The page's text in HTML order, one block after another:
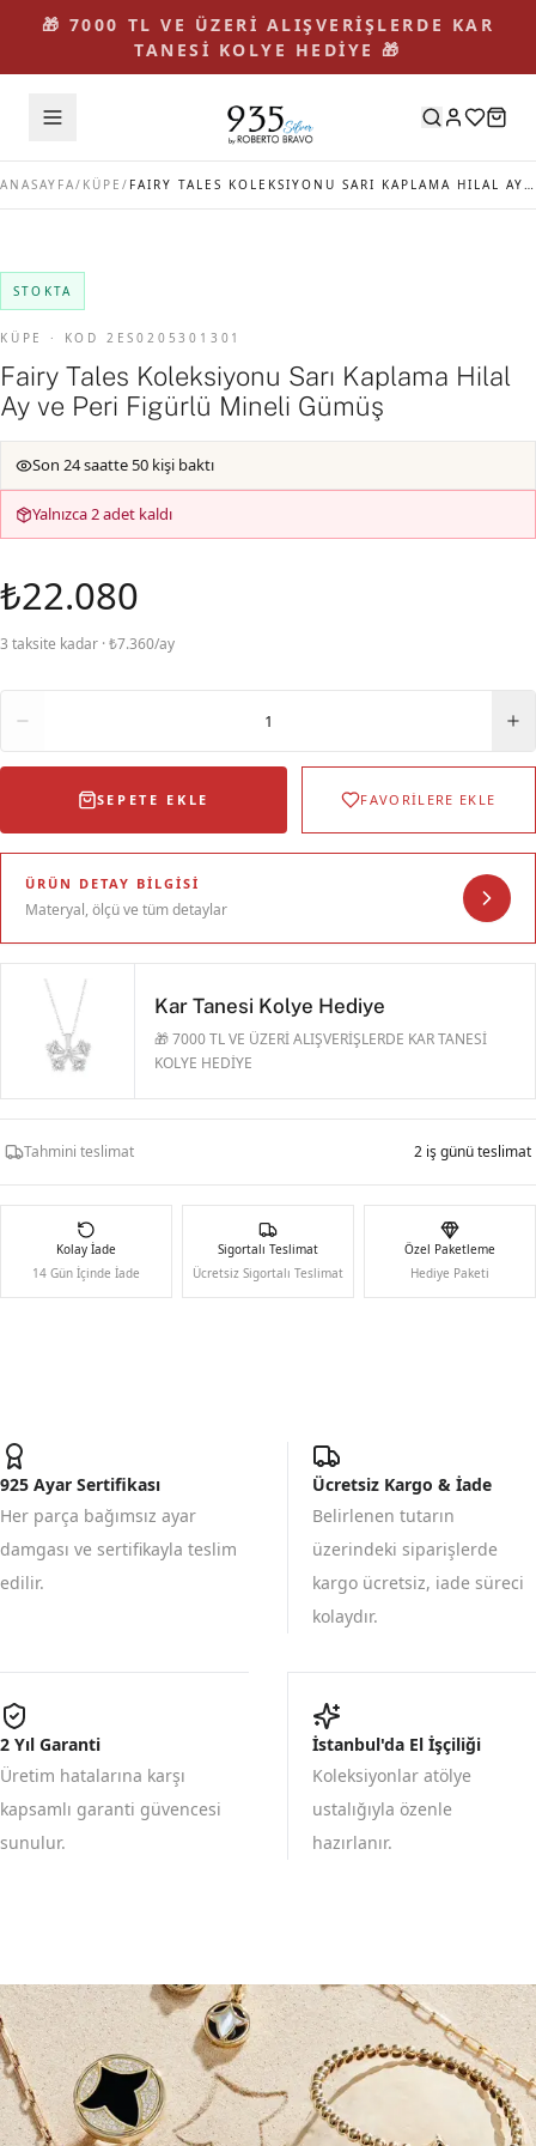
🎁 7000 TL VE ÜZERİ ALIŞVERİŞLERDE KAR
TANESİ KOLYE HEDİYE 🎁
ANASAYFA/ KÜPE / FAIRY TALES KOLEKSIYONU SARI KAPLAMA HILAL AY VE PERI FIGÜRLÜ MINELI GÜMÜŞ
STOKTA
KÜPE · KOD 2ES0205301301
Fairy Tales Koleksiyonu Sarı Kaplama Hilal
Ay ve Peri Figürlü Mineli Gümüş
Son 24 saatte 50 kişi baktı
Yalnızca 2 adet kaldı
₺22.080
3 taksite kadar · ₺7.360/ay
1
SEPETE EKLE FAVORİLERE EKLE
ÜRÜN DETAY BILGISI
Materyal, ölçü ve tüm detaylar
Kar Tanesi Kolye Hediye
🎁 7000 TL VE ÜZERİ ALIŞVERİŞLERDE KAR TANESİ
KOLYE HEDİYE
Tahmini teslimat 2 iş günü teslimat
Kolay İade
14 Gün İçinde İade
Sigortalı Teslimat
Ücretsiz Sigortalı Teslimat
Özel Paketleme
Hediye Paketi
925 Ayar Sertifikası
Her parça bağımsız ayar
damgası ve sertifikayla teslim
edilir.
Ücretsiz Kargo & İade
Belirlenen tutarın
üzerindeki siparişlerde
kargo ücretsiz, iade süreci
kolaydır.
2 Yıl Garanti
Üretim hatalarına karşı
kapsamlı garanti güvencesi
sunulur.
İstanbul'da El İşçiliği
Koleksiyonlar atölye
ustalığıyla özenle
hazırlanır.